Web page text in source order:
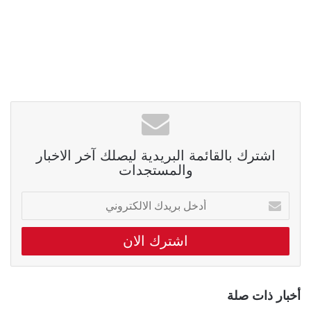
اشترك بالقائمة البريدية ليصلك آخر الاخبار
والمستجدات
أدخل
بريدك
الالكتروني
أخبار ذات صلة